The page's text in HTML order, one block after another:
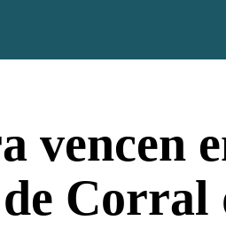
vencen
Corral